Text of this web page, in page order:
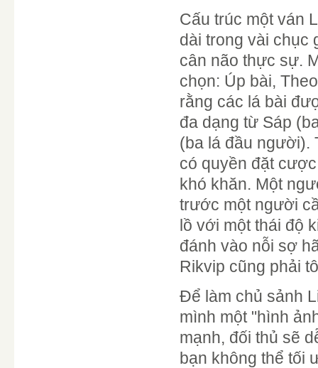
Cấu trúc một ván
dài trong vài chục
cân não thực sự.
chọn: Úp bài,
rằng các lá bài
đa dạng từ Sáp
(ba lá đầu người).
có quyền đặt
khó khăn. Một
trước một người
lồ với một thái độ
đánh vào nỗi sợ
Rikvip cũng phải
Để làm chủ sảnh
mình một "hình
mạnh, đối thủ sẽ
bạn không thể tối